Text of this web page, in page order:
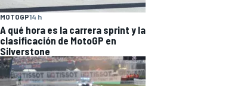
MOTOGP14 h
A qué hora es la carrera sprint y la
clasificación de MotoGP en
Silverstone